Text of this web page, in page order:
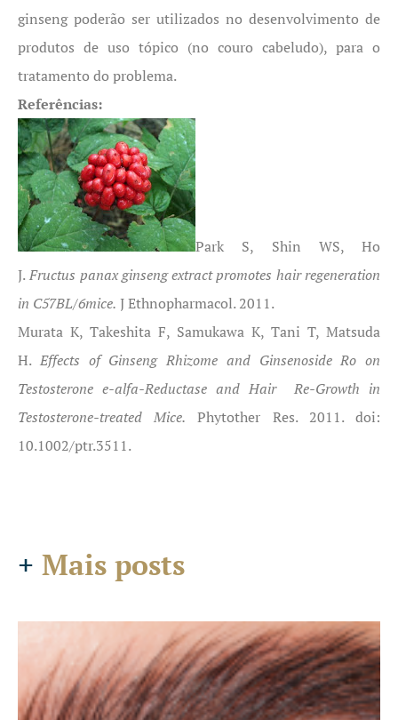
ginseng poderão ser utilizados no desenvolvimento de
produtos de uso tópico (no couro cabeludo), para o
tratamento do problema.
Referências:
Park S, Shin WS, Ho
J. Fructus panax ginseng extract promotes hair regeneration
in C57BL/6mice. J Ethnopharmacol. 2011.
Murata K, Takeshita F, Samukawa K, Tani T, Matsuda
H. Effects of Ginseng Rhizome and Ginsenoside Ro on
Testosterone e-alfa-Reductase and Hair Re-Growth in
Testosterone-treated Mice. Phytother Res. 2011. doi:
10.1002/ptr.3511.
+ Mais posts